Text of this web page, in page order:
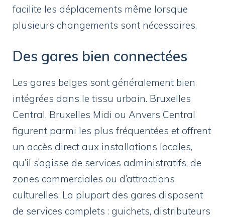
facilite les déplacements même lorsque
plusieurs changements sont nécessaires.
Des gares bien connectées
Les gares belges sont généralement bien
intégrées dans le tissu urbain. Bruxelles
Central, Bruxelles Midi ou Anvers Central
figurent parmi les plus fréquentées et offrent
un accès direct aux installations locales,
qu’il s’agisse de services administratifs, de
zones commerciales ou d’attractions
culturelles. La plupart des gares disposent
de services complets : guichets, distributeurs